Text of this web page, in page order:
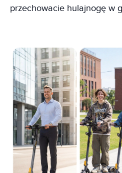
przechowacie hulajnogę w